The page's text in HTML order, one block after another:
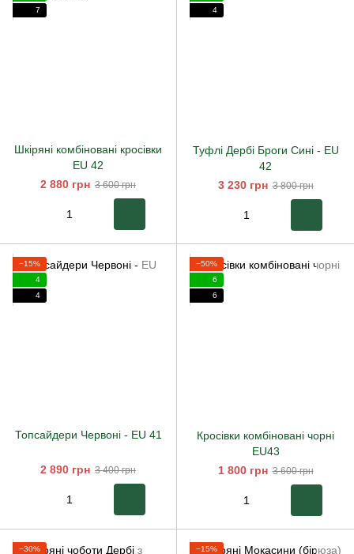
7
Шкіряні комбіновані кросівки
EU 42
2 880 грн 3 600 грн
4
Туфлі Дербі Броги Сині - EU
42
3 230 грн 3 800 грн
−15%
4
4
Топсайдери Червоні- EU 41
2 890 грн 3 400 грн
−50%
6
6
Кросівки комбіновані чорні
EU43
1 800 грн 3 600 грн
−30%
−15%